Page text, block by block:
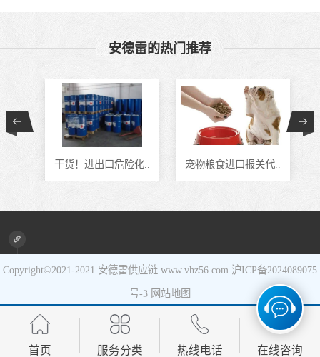
安德雷的热门推荐
干货！进出口危险化.. 宠物粮食进口报关代..
Copyright©2021-2021 安德雷供应链 www.vhz56.com 沪ICP备2024089075
号-3 网站地图
首页 服务分类 热线电话 在线咨询